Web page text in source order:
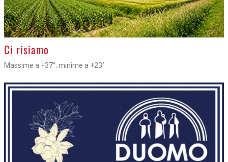
>
Ci risiamo
Massime a +37°; minime a +23°